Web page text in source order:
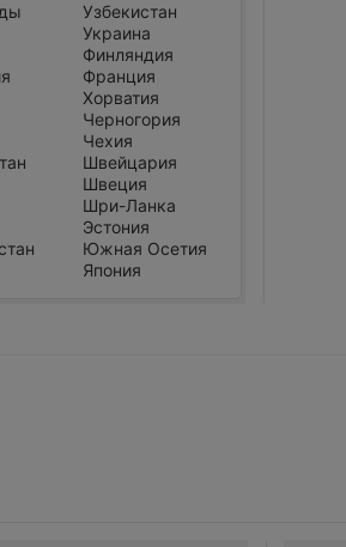
Узбекистан
Украина
Финляндия
Франция
Хорватия
Черногория
Чехия
Швейцария
Швеция
Шри-Ланка
Эстония
Южная Осетия
Япония